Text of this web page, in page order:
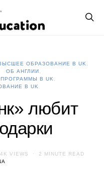
ОБРАЗОВАНИЕ В UK
ОБ АНГЛИИ
В UK
В UK
любит
VIEWS
2 MINUTE READ